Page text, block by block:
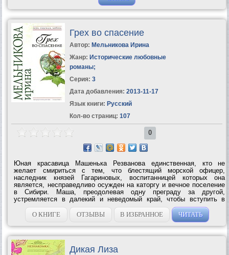
Грех во спасение
Автор: Мельникова Ирина
Жанр: Исторические любовные
романы;
Серия: 3
Дата добавления: 2013-11-17
Язык книги: Русский
Кол-во страниц: 107
0
Юная красавица Машенька Резванова единственная, кто не
желает смириться с тем, что блестящий морской офицер,
наследник князей Гагариновых, воспитанницей которых она
является, несправедливо осужден на каторгу и вечное поселение
в Сибири. Маша, преодолевая одну преграду за другой,
устремляется в далекий и неведомый край, чтобы вступить в
фиктивный брак с Дмитрием Гагариновым, а позже устроить ему
побег. Юным влюбленным предстоит...
О КНИГЕ ОТЗЫВЫ В ИЗБРАННОЕ ЧИТАТЬ
Дикая Лиза